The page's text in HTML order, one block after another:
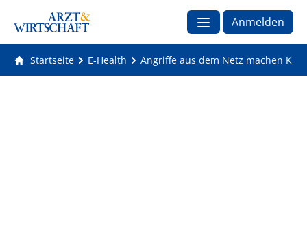
Anmelden
Startseite E-Health Angriffe aus dem Netz machen